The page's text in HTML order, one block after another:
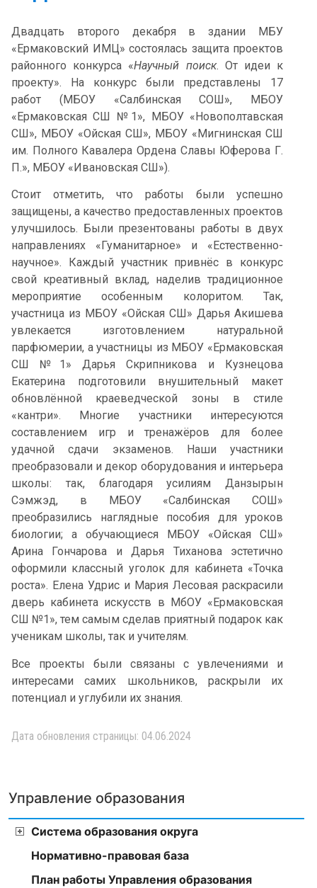
Управление образования
Система образования округа
Нормативно-правовая база
План работы Управления образования
Двадцать второго декабря в здании МБУ
«Ермаковский ИМЦ» состоялась защита проектов
районного конкурса «Научный поиск. От идеи к
проекту». На конкурс были представлены 17
работ (МБОУ «Салбинская СОШ», МБОУ
«Ермаковская СШ №1», МБОУ «Новополтавская
СШ», МБОУ «Ойская СШ», МБОУ «Мигнинская СШ
им. Полного Кавалера Ордена Славы Юферова Г.
П.», МБОУ «Ивановская СШ»).
Стоит отметить, что работы были успешно
защищены, а качество предоставленных проектов
улучшилось. Были презентованы работы в двух
направлениях «Гуманитарное» и «Естественно-
научное». Каждый участник привнёс в конкурс
свой креативный вклад, наделив традиционное
мероприятие особенным колоритом. Так,
участница из МБОУ «Ойская СШ» Дарья Акишева
увлекается изготовлением натуральной
парфюмерии, а участницы из МБОУ «Ермаковская
СШ №1» Дарья Скрипникова и Кузнецова
Екатерина подготовили внушительный макет
обновлённой краеведческой зоны в стиле
«кантри». Многие участники интересуются
составлением игр и тренажёров для более
удачной сдачи экзаменов. Наши участники
преобразовали и декор оборудования и интерьера
школы: так, благодаря усилиям Данзырын
Сэмжэд, в МБОУ «Салбинская СОШ»
преобразились наглядные пособия для уроков
биологии; а обучающиеся МБОУ «Ойская СШ»
Арина Гончарова и Дарья Тиханова эстетично
оформили классный уголок для кабинета «Точка
роста». Елена Удрис и Мария Лесовая раскрасили
дверь кабинета искусств в МбОУ «Ермаковская
СШ №1», тем самым сделав приятный подарок как
ученикам школы, так и учителям.
Все проекты были связаны с увлечениями и
интересами самих школьников, раскрыли их
потенциал и углубили их знания.
Дата обновления страницы: 04.06.2024